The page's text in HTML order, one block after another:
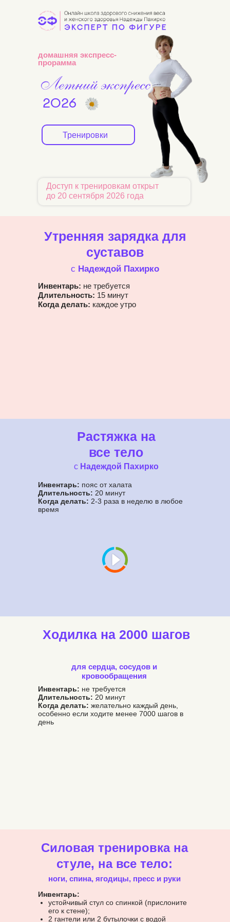
домашняя экспресс-
прорамма
Тренировки
2026
Доступ к тренировкам открыт
до 20 сентября 2026 года
Инвентарь: не требуется
Длительность: 15 минут
Когда делать: каждое утро
Утренняя зарядка для
суставов
с Надеждой Пахирко
Инвентарь: пояс от халата
Длительность: 20 минут
Когда делать: 2-3 раза в неделю в любое
время
Растяжка на
все тело
с Надеждой Пахирко
Инвентарь: не требуется
Длительность: 20 минут
Когда делать: желательно каждый день,
особенно если ходите менее 7000 шагов в
день
Ходилка на 2000 шагов
для сердца, сосудов и
кровообращения
Инвентарь:
устойчивый стул со спинкой (прислоните
его к стене);
2 гантели или 2 бутылочки с водой
Силовая тренировка на
стуле, на все тело:
ноги, спина, ягодицы, пресс и руки